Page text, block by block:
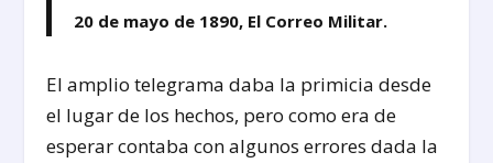
20 de mayo de 1890, El Correo Militar.
El amplio telegrama daba la primicia desde
el lugar de los hechos, pero como era de
esperar contaba con algunos errores dada la